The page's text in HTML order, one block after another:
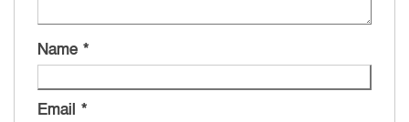
Name *
Email *